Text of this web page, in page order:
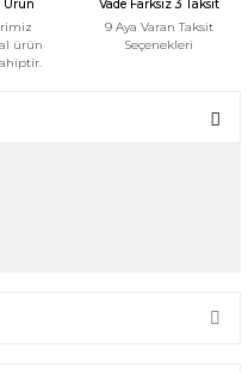
Ürün
ürün
Vade Farksız 3 Taksit
9 Aya Varan Taksit
Seçenekleri